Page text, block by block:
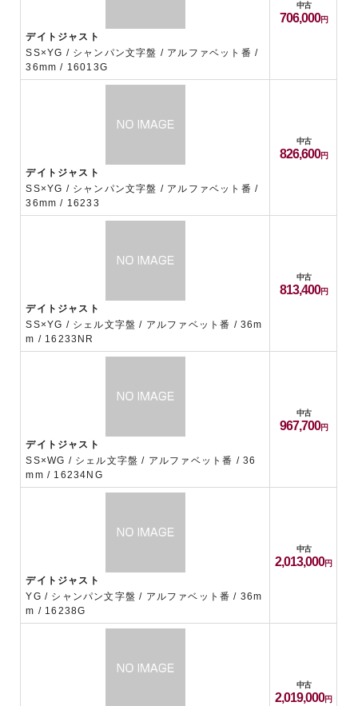
デイトジャスト
SS×YG / シャンパン文字盤 / アルファベット番 /
36mm / 16013G
中古
706,000
デイトジャスト
SS×YG / シャンパン文字盤 / アルファベット番 /
36mm / 16233
中古
826,600
デイトジャスト
SS×YG / シェル文字盤 / アルファベット番 / 36m
m / 16233NR
中古
813,400
デイトジャスト
SS×WG / シェル文字盤 / アルファベット番 / 36
mm / 16234NG
中古
967,700
デイトジャスト
YG / シャンパン文字盤 / アルファベット番 / 36m
m / 16238G
中古
2,013,000
中古
2,019,000